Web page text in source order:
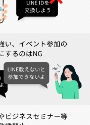
上映の有無の告知あり】
ます💡